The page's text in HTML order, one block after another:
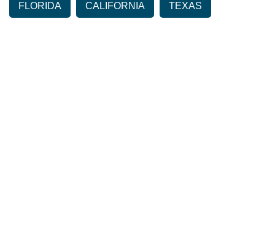
FLORIDA CALIFORNIA TEXAS